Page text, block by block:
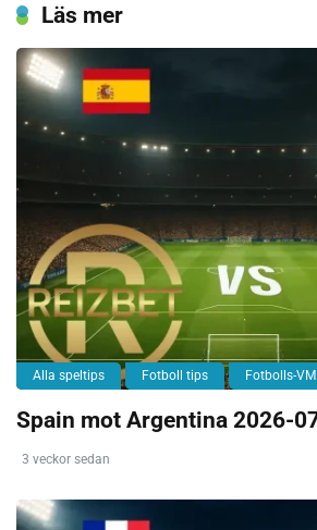
Läs mer
Alla speltips Fotboll tips Fotbolls-
Spain mot Argentina 2026-
3 veckor sedan